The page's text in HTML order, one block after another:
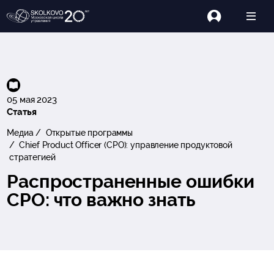
05 мая 2023
Статья
Медиа
Открытые программы
Chief Product Officer (СРО): управление продуктовой
стратегией
Распространенные ошибки
CPO: что важно знать